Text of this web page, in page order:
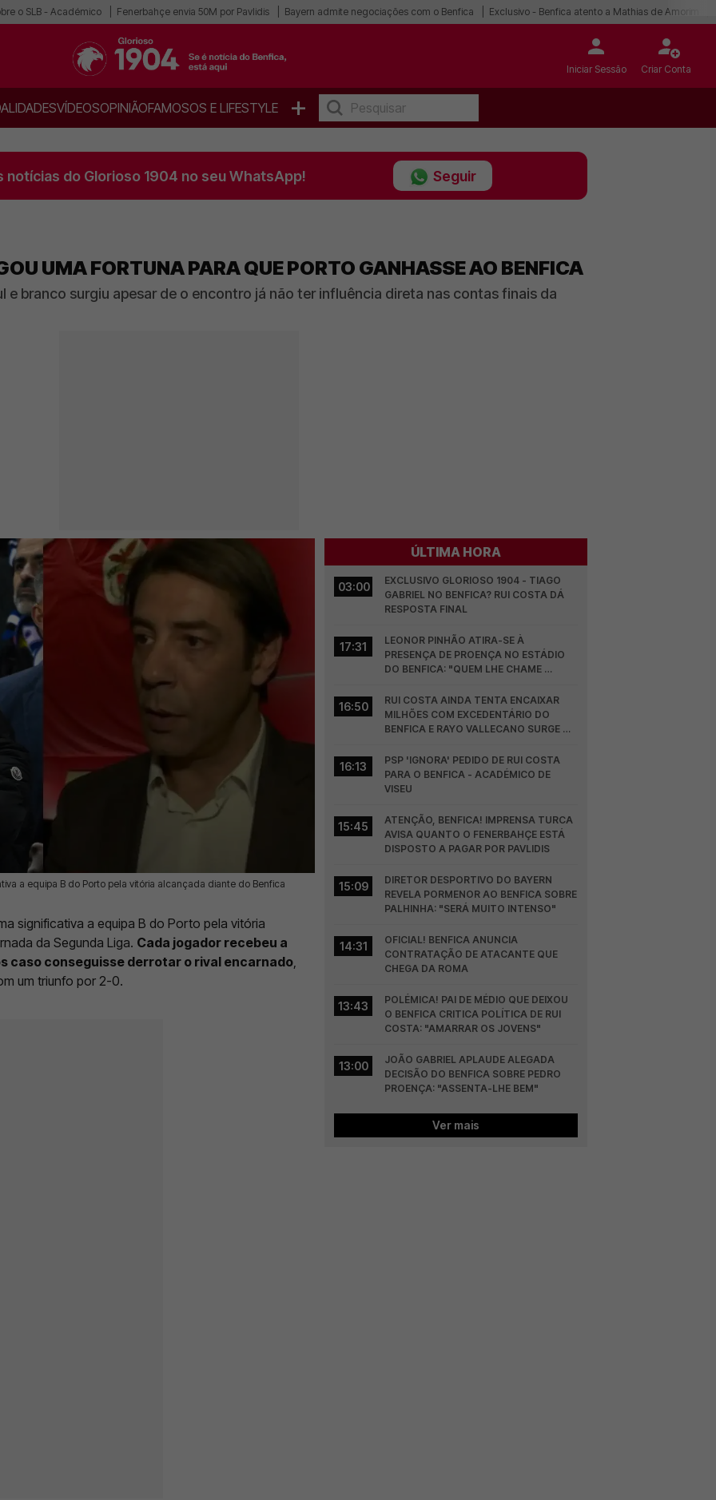
o SLB - Académico Fenerbahçe envia 50M por Pavlidis Bayern admite negociações com o Benfica Exclusivo - Benfica atento a Mathias de Amorim
Iniciar Sessão Criar Conta
VÍDEOSOPINIÃOFAMOSOS E LIFESTYLE +
notícias do Glorioso 1904 no seu WhatsApp! Seguir
UMA FORTUNA PARA QUE PORTO GANHASSE AO BENFICA
branco surgiu apesar de o encontro já não ter influência direta nas contas finais da
a equipa B do Porto pela vitória alcançada diante do Benfica
significativa a equipa B do Porto pela vitória
da Segunda Liga. Cada jogador recebeu a
caso conseguisse derrotar o rival encarnado,
um triunfo por 2-0.
ÚLTIMA HORA
03:00
EXCLUSIVO GLORIOSO 1904 - TIAGO
GABRIEL NO BENFICA? RUI COSTA DÁ
RESPOSTA FINAL
17:31
LEONOR PINHÃO ATIRA-SE À
PRESENÇA DE PROENÇA NO ESTÁDIO
DO BENFICA: "QUEM LHE CHAME
16:50
RUI COSTA AINDA TENTA ENCAIXAR
MILHÕES COM EXCEDENTÁRIO DO
BENFICA E RAYO VALLECANO SURGE NA
16:13
PSP 'IGNORA' PEDIDO DE RUI COSTA
PARA O BENFICA - ACADÉMICO DE
VISEU
15:45
ATENÇÃO, BENFICA! IMPRENSA TURCA
AVISA QUANTO O FENERBAHÇE ESTÁ
DISPOSTO A PAGAR POR PAVLIDIS
15:09
DIRETOR DESPORTIVO DO BAYERN
REVELA PORMENOR AO BENFICA SOBRE
PALHINHA: "SERÁ MUITO INTENSO"
14:31
OFICIAL! BENFICA ANUNCIA
CONTRATAÇÃO DE ATACANTE QUE
CHEGA DA ROMA
13:43
POLÉMICA! PAI DE MÉDIO QUE DEIXOU
O BENFICA CRITICA POLÍTICA DE RUI
COSTA: "AMARRAR OS JOVENS"
13:00
JOÃO GABRIEL APLAUDE ALEGADA
DECISÃO DO BENFICA SOBRE PEDRO
PROENÇA: "ASSENTA-LHE BEM"
Ver mais